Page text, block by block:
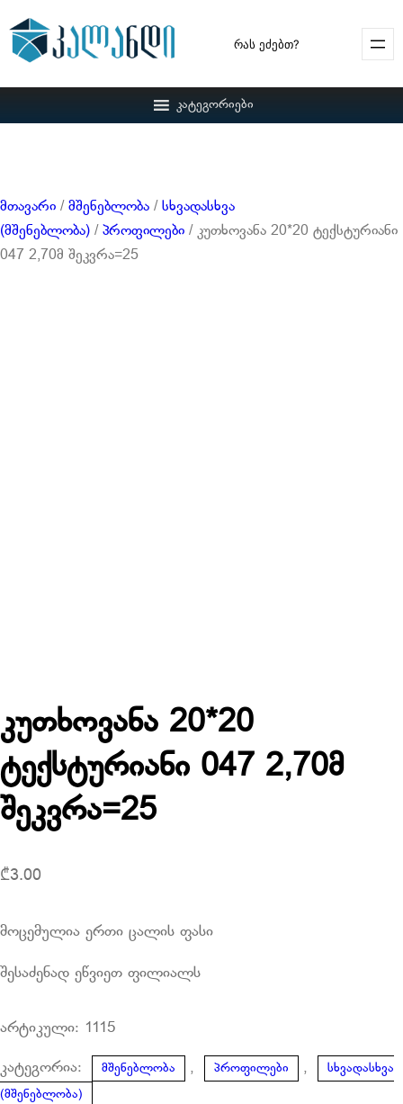
Search
კატეგორიები
მთავარი / მშენებლობა / სხვადასხვა
(მშენებლობა) / პროფილები / კუთხოვანა 20*20 ტექსტურიანი
047 2,70მ შეკვრა=25
კუთხოვანა 20*20
ტექსტურიანი 047 2,70მ
შეკვრა=25
₾3.00
მოცემულია ერთი ცალის ფასი
შესაძენად ეწვიეთ ფილიალს
არტიკული: 1115
კატეგორია: მშენებლობა , პროფილები ,
სხვადასხვა
(მშენებლობა)